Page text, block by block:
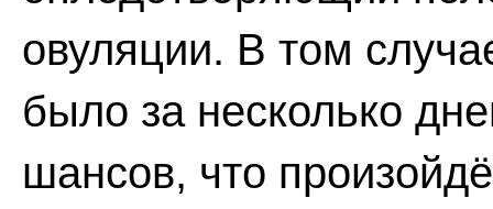
овуляции. В том
было за несколько
шансов, что